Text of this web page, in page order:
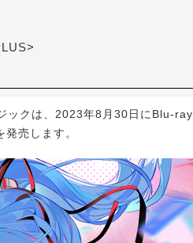
ックは、2023年8月30日にBlu-ray
発売します。